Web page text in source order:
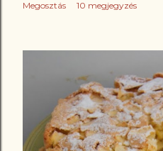
Megosztás 10 megjegyzés